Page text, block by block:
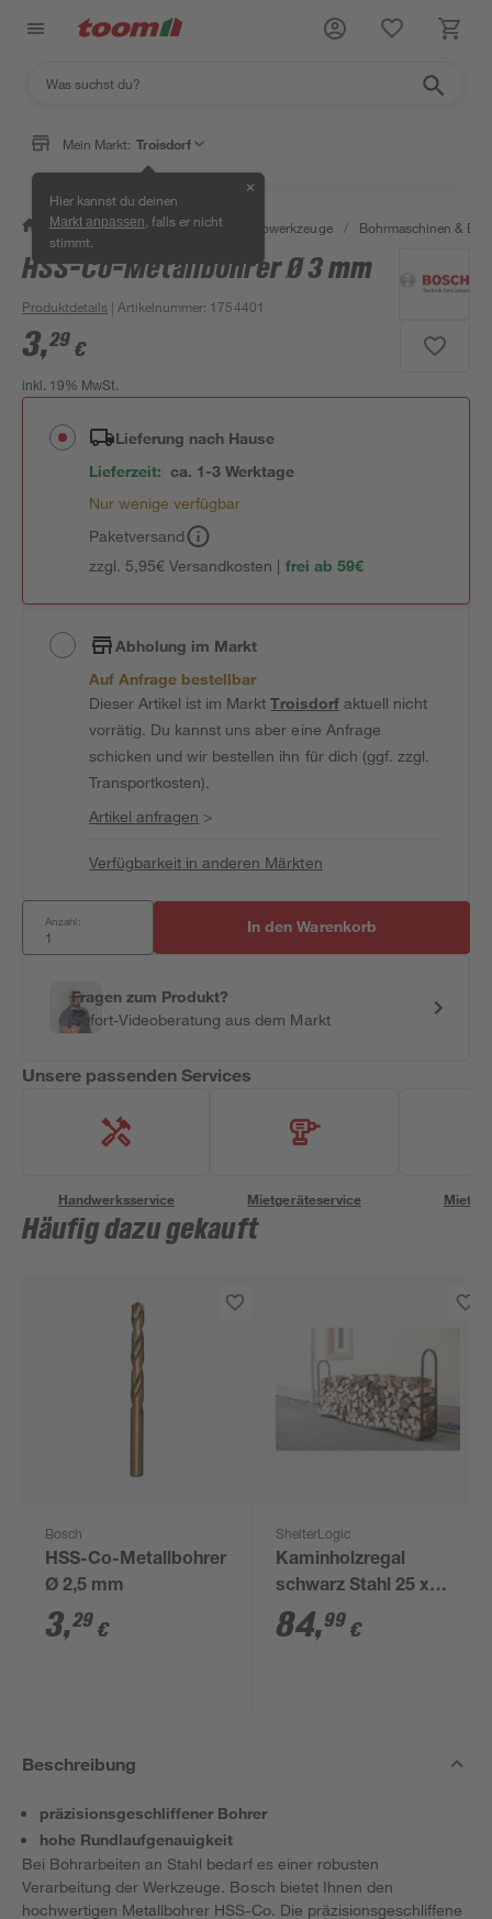
Mein Markt: Troisdorf
Hier kannst du deinen
Markt anpassen , falls er nicht
stimmt.
✕
/ Werkstatt & Maschinen / Elektrowerkzeuge / Bohrmaschinen &
HSS-Co-Metallbohrer Ø 3 mm
Produktdetails | Artikelnummer: 1754401
3,29 €
inkl. 19% MwSt.
Lieferung nach Hause
Lieferzeit: ca. 1-3 Werktage
Nur wenige verfügbar
Paketversand
zzgl. 5,95€ Versandkosten | frei ab 59€
Abholung im Markt
Auf Anfrage bestellbar
Dieser Artikel ist im MarktTroisdorfaktuell nicht
vorrätig. Du kannst uns aber eine Anfrage
schicken und wir bestellen ihn für dich (ggf. zzgl.
Transportkosten).
Artikel anfragen >
Verfügbarkeit in anderen Märkten
Anzahl: In den Warenkorb
Fragen zum Produkt?
Sofort-Videoberatung aus dem Markt
Unsere passenden Services
Handwerksservice Mietgeräteservice
Häufig dazu gekauft
Bosch
HSS-Co-Metallbohrer
Ø 2,5 mm
3,29 €
ShelterLogic
Kaminholzregal
schwarz Stahl 25 x
244 x 99 cm
84,99 €
Beschreibung
präzisionsgeschliffener Bohrer
hohe Rundlaufgenauigkeit
Bei Bohrarbeiten an Stahl bedarf es einer robusten
Verarbeitung der Werkzeuge. Bosch bietet Ihnen den
hochwertigen Metallbohrer HSS-Co. Die präzisionsgeschliffene